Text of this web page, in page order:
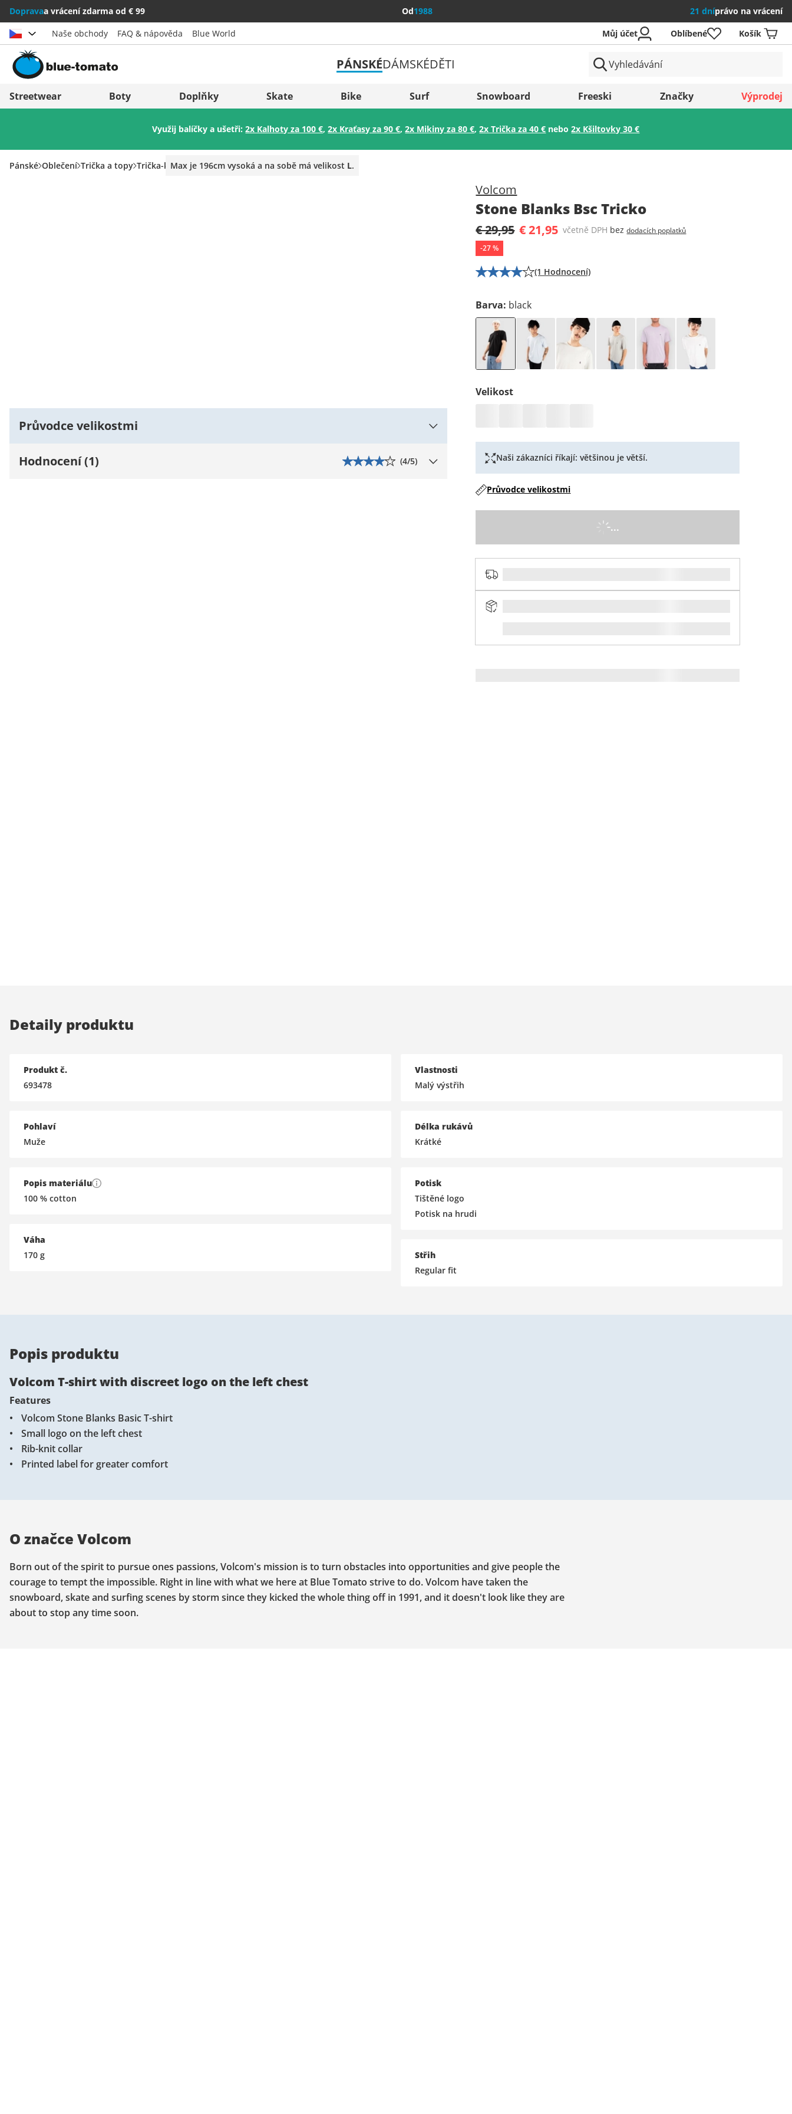
Dopravaa vrácení zdarma od € 99 Od1988 21 dníprávo na vrácení
Vybrat zemi
Österreich
Italia (Italiano)
Italien (Deutsch)
Slovenija
België (Nederlands)
Uložit
Naše obchody FAQ & nápověda Blue World Můj účet Oblíbené Košík
PÁNSKÉDÁMSKÉDĚTI
Streetwear Boty Doplňky Skate Bike Surf Snowboard Freeski Značky Výprodej
Využij balíčky a ušetři:2x Kalhoty za 100 €,2x Kraťasy za 90 €,2x Mikiny za 80 €,2x Trička za 40 € nebo2x Kšiltovky 30 €
Pánské Oblečení Trička a topy Trička-krátký rukáv
Max je 196cm vysoká a na sobě má velikost L.
Volcom
Stone Blanks Bsc Tricko
€ 29,95 € 21,95 včetně DPH bezdodacích poplatků
-27%
(1 Hodnocení)
Barva: black
Velikost
Naši zákazníci říkají: většinou je větší.
Průvodce velikostmi
...
Průvodce velikostmi
Hodnocení (1) (4/5)
Detaily produktu
Produkt č.
693478
Pohlaví
Muže
Popis materiálu
100 % cotton
Váha
170 g
Vlastnosti
Malý výstřih
Délka rukávů
Krátké
Potisk
Tištěné logo
Potisk na hrudi
Střih
Regular fit
Popis produktu
Volcom T-shirt with discreet logo on the left chest
Features
Volcom Stone Blanks Basic T-shirt
Small logo on the left chest
Rib-knit collar
Printed label for greater comfort
O značce Volcom
Born out of the spirit to pursue ones passions, Volcom's mission is to turn obstacles into opportunities and give people the
courage to tempt the impossible. Right in line with what we here at Blue Tomato strive to do. Volcom have taken the
snowboard, skate and surfing scenes by storm since they kicked the whole thing off in 1991, and it doesn't look like they are
about to stop any time soon.